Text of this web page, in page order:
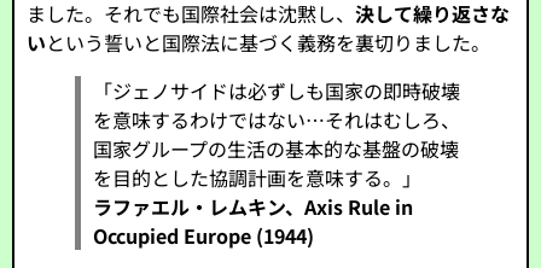
ました。それでも国際社会は沈黙し、決して繰り返さな
いという誓いと国際法に基づく義務を裏切りました。
「ジェノサイドは必ずしも国家の即時破壊
を意味するわけではない…それはむしろ、
国家グループの生活の基本的な基盤の破壊
を目的とした協調計画を意味する。」
ラファエル・レムキン、Axis Rule in
Occupied Europe (1944)